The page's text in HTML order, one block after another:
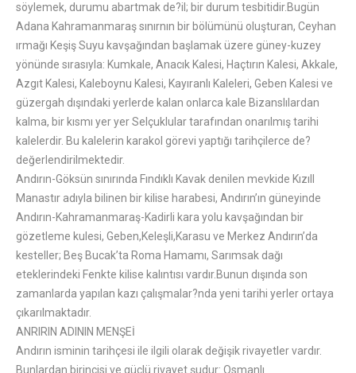
söylemek, durumu abartmak de?il; bir durum tesbitidir.Bugün
Adana Kahramanmaraş sınırnın bir bölümünü oluşturan, Ceyhan
ırmağı Keşiş Suyu kavşağından başlamak üzere güney-kuzey
yönünde sırasıyla: Kumkale, Anacık Kalesi, Haçtırın Kalesi, Akkale,
Azgıt Kalesi, Kaleboynu Kalesi, Kayıranlı Kaleleri, Geben Kalesi ve
güzergah dışındaki yerlerde kalan onlarca kale Bizanslılardan
kalma, bir kısmı yer yer Selçuklular tarafından onarılmış tarihi
kalelerdir. Bu kalelerin karakol görevi yaptığı tarihçilerce de?
değerlendirilmektedir.
Andırın-Göksün sınırında Fındıklı Kavak denilen mevkide Kızıll
Manastır adıyla bilinen bir kilise harabesi, Andırın’ın güneyinde
Andırın-Kahramanmaraş-Kadirli kara yolu kavşağından bir
gözetleme kulesi, Geben,Keleşli,Karasu ve Merkez Andırın’da
kesteller; Beş Bucak’ta Roma Hamamı, Sarımsak dağı
eteklerindeki Fenkte kilise kalıntısı vardır.Bunun dışında son
zamanlarda yapılan kazı çalışmalar?nda yeni tarihi yerler ortaya
çıkarılmaktadır.
ANRIRIN ADININ MENŞEİ
Andırın isminin tarihçesi ile ilgili olarak değişik rivayetler vardır.
Bunlardan birincisi ve güçlü rivayet şudur: Osmanlı